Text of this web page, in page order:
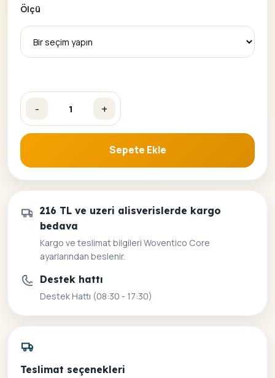
Ölçü
-
Kelebeğin Tonları Sayılaarla Boyama Seti adet
+
Sepete Ekle
216 TL ve uzeri alisverislerde kargo
bedava
Kargo ve teslimat bilgileri Woventico Core
ayarlarından beslenir.
Destek hattı
Destek Hattı (08:30 - 17:30)
Teslimat seçenekleri